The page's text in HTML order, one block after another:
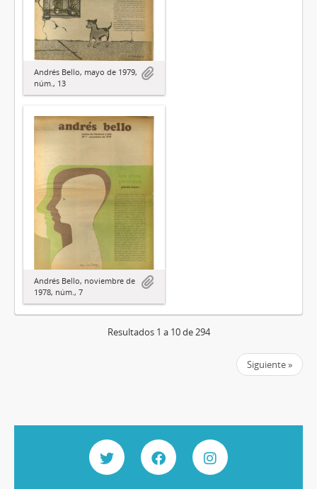
Andrés Bello, mayo de 1979,
núm., 13
Andrés Bello, noviembre de
1978, núm., 7
Resultados 1 a 10 de 294
Siguiente »